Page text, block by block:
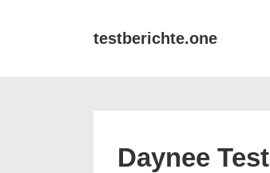
testberichte.one
Daynee Test